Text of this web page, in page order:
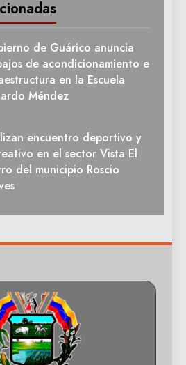
de Guárico anuncia
de acondicionamiento e
en la Escuela
Méndez
encuentro deportivo y
en el sector Vista El
del municipio Roscio